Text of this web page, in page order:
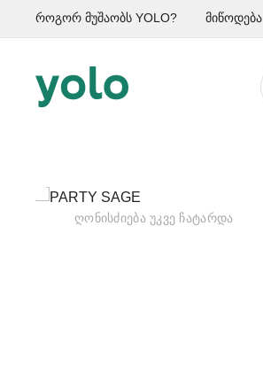
როგორ მუშაობს YOLO? მიწოდება
ᲦᲝᲜᲘᲡᲫᲘᲔᲑᲐ ᲣᲙᲕᲔ ᲩᲐᲢᲐᲠᲓᲐ